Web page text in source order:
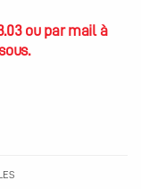
ou par mail à